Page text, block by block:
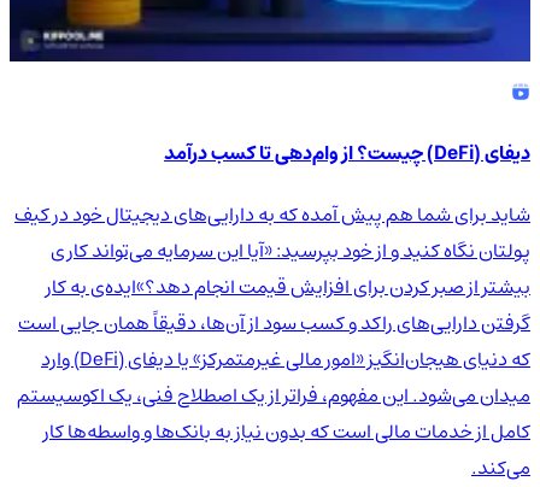
دیفای (DeFi) چیست؟ از وام‌دهی تا کسب درآمد
شاید برای شما هم پیش آمده که به دارایی‌های دیجیتال خود در کیف
پولتان نگاه کنید و از خود بپرسید: «آیا این سرمایه می‌تواند کاری
بیشتر از صبر کردن برای افزایش قیمت انجام دهد؟»ایده‌ی به کار
گرفتن دارایی‌های راکد و کسب سود از آن‌ها، دقیقاً همان جایی است
که دنیای هیجان‌انگیز «امور مالی غیرمتمرکز» یا دیفای (DeFi) وارد
میدان می‌شود. این مفهوم، فراتر از یک اصطلاح فنی، یک اکوسیستم
کامل از خدمات مالی است که بدون نیاز به بانک‌ها و واسطه‌ها کار
می‌کند.